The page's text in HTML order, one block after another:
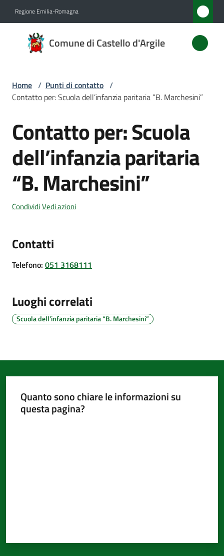
Regione Emilia-Romagna
Comune di Castello d'Argile
Comune
di
d'Argile
Amministrazione
Novità
Servizi
Vivere
Trasparente
Seguici
Home / Punti di contatto /
Contatto per: Scuola dell’infanzia paritaria “B. Marchesini”
Salta al contenuto
Contatto per: Scuola
dell’infanzia paritaria
“B. Marchesini”
CondividiVedi azioni
Contatti
Telefono: 051 3168111
Luoghi correlati
Scuola dell’infanzia paritaria “B. Marchesini”
Quanto sono chiare le informazioni su
questa pagina?